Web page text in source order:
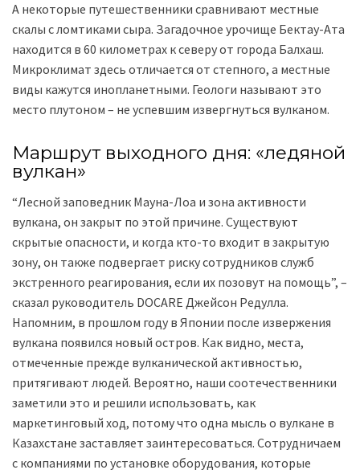
А некоторые путешественники сравнивают местные
скалы с ломтиками сыра. Загадочное урочище Бектау-Ата
находится в 60 километрах к северу от города Балхаш.
Микроклимат здесь отличается от степного, а местные
виды кажутся инопланетными. Геологи называют это
место плутоном – не успевшим извергнуться вулканом.
Маршрут выходного дня: «ледяной
вулкан»
“Лесной заповедник Мауна-Лоа и зона активности
вулкана, он закрыт по этой причине. Существуют
скрытые опасности, и когда кто-то входит в закрытую
зону, он также подвергает риску сотрудников служб
экстренного реагирования, если их позовут на помощь”, –
сказал руководитель DOCARE Джейсон Редулла.
Напомним, в прошлом году в Японии после извержения
вулкана появился новый остров. Как видно, места,
отмеченные прежде вулканической активностью,
притягивают людей. Вероятно, наши соотечественники
заметили это и решили использовать, как
маркетинговый ход, потому что одна мысль о вулкане в
Казахстане заставляет заинтересоваться. Сотрудничаем
с компаниями по установке оборудования, которые